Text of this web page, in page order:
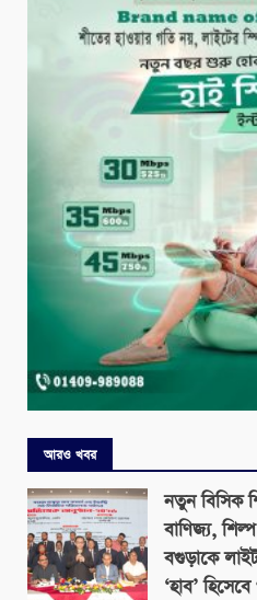
আরও খবর
নতুন বিসিক
বাণিজ্য,
বগুড়াকে লাইট
‘হাব’